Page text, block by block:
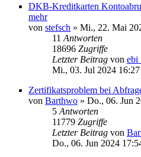
DKB-Kreditkarten
mehr
von stefsch » Mi., 22. Mai
11 Antworten
18696 Zugriffe
Letzter Beitrag von
Mi., 03. Jul 2024 16:27
Zertifikatsproblem bei
von Barthwo » Do., 06. Jun
5 Antworten
11779 Zugriffe
Letzter Beitrag von
Do., 06. Jun 2024